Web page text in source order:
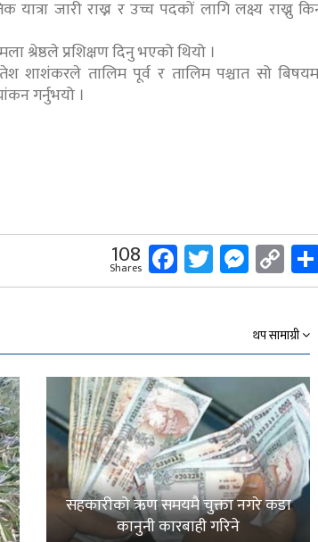
जारी राख्न र उच्च पदकों लागि लक्ष्य राख्नु
श्रेष्ठले प्रशिक्षण दिनु भएको थियो ।
शाशंकरले तालिम पूर्व र तालिम पश्चात सो
गर्नुभयो ।
108
Shares Facebook
Twitter
थप सामाग्री
सहकारीको ऋण समयमै चुक्ता नगरे कडा
कानुनी कारबाही गरिने